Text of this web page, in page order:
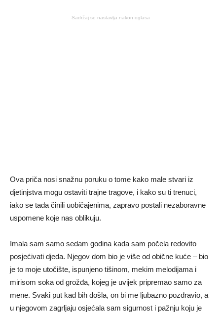
Sadržaj se nastavlja nakon oglasa
Ova priča nosi snažnu poruku o tome kako male stvari iz
djetinjstva mogu ostaviti trajne tragove, i kako su ti trenuci,
iako se tada činili uobičajenima, zapravo postali nezaboravne
uspomene koje nas oblikuju.
Imala sam samo sedam godina kada sam počela redovito
posjećivati djeda. Njegov dom bio je više od obične kuće – bio
je to moje utočište, ispunjeno tišinom, mekim melodijama i
mirisom soka od grožđa, kojeg je uvijek pripremao samo za
mene. Svaki put kad bih došla, on bi me ljubazno pozdravio, a
u njegovom zagrljaju osjećala sam sigurnost i pažnju koju je